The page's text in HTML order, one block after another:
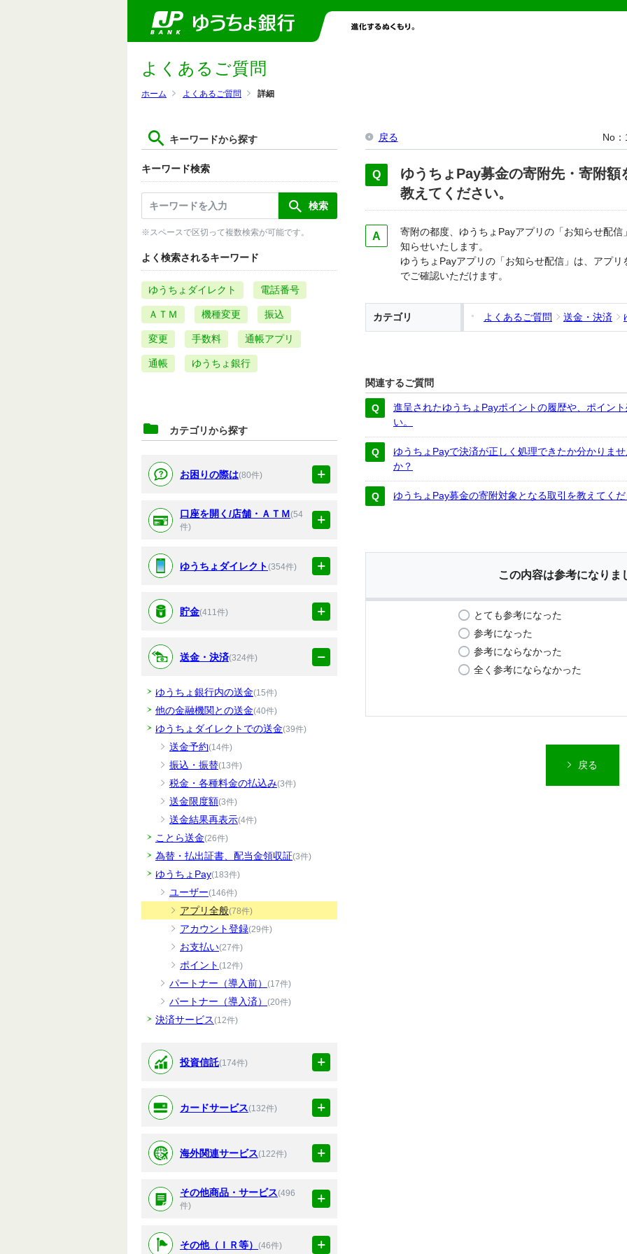
ホーム よくあるご質問 詳細
よくあるご質問
キーワードから探す
キーワード検索
※スペースで区切って複数検索が可能です。
よく検索されるキーワード
ゆうちょダイレクト 電話番号
ＡＴＭ 機種変更 振込
変更 手数料 通帳アプリ
通帳 ゆうちょ銀行
カテゴリから探す
お困りの際は(80件)
口座を開く/店舗・ＡＴＭ(54
件)
ゆうちょダイレクト(354件)
貯金(411件)
送金・決済(324件)
ゆうちょ銀行内の送金(15件)
他の金融機関との送金(40件)
ゆうちょダイレクトでの送金(39件)
送金予約(14件)
振込・振替(13件)
税金・各種料金の払込み(3件)
送金限度額(3件)
送金結果再表示(4件)
ことら送金(26件)
為替・払出証書、配当金領収証(3件)
ゆうちょPay(183件)
ユーザー(146件)
アプリ全般(78件)
アカウント登録(29件)
お支払い(27件)
ポイント (12件)
パートナー（導入前） (17件)
パートナー（導入済） (20件)
決済サービス(12件)
投資信託(174件)
カードサービス(132件)
海外関連サービス(122件)
その他商品・サービス(496
件)
その他（ＩＲ等） (46件)
戻る No
ゆうちょPay募金の寄附先・寄附額
教えてください。
寄附の都度、ゆうちょPayアプリの「お知らせ配信
知らせいたします。
ゆうちょPayアプリの「お知らせ配信」は、ア
でご確認いただけます。
カテゴリ よくあるご質問 送金・決済
関連するご質問
進呈されたゆうちょPayポイントの履歴や、ポイン
い。
ゆうちょPayで決済が正しく処理できたか分かりま
か？
ゆうちょPay募金の寄附対象となる取引を教えてく
この内容は参考になりま
とても参考になった
参考になった
参考にならなかった
全く参考にならなかった
戻る